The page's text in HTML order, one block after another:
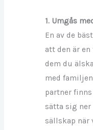
1. Umgås
En av de
att den är
dem du
med
partner
sätta sig ner
sällskap